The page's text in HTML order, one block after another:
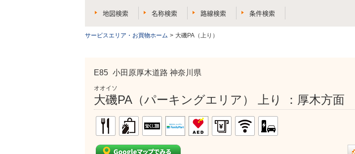
地図検索 名称検索 路線検索 条件検索
サービスエリア・お買物ホーム > 大磯PA（上り）
E85 小田原厚木道路 神奈川県
オオイソ
大磯PA（パーキングエリア） 上り ：厚木方面